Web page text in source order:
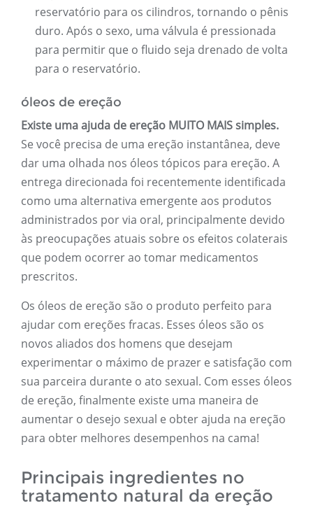
reservatório para os cilindros, tornando o pênis
duro. Após o sexo, uma válvula é pressionada
para permitir que o fluido seja drenado de volta
para o reservatório.
óleos de ereção
Existe uma ajuda de ereção MUITO MAIS simples.
Se você precisa de uma ereção instantânea, deve
dar uma olhada nos óleos tópicos para ereção. A
entrega direcionada foi recentemente identificada
como uma alternativa emergente aos produtos
administrados por via oral, principalmente devido
às preocupações atuais sobre os efeitos colaterais
que podem ocorrer ao tomar medicamentos
prescritos.
Os óleos de ereção são o produto perfeito para
ajudar com ereções fracas. Esses óleos são os
novos aliados dos homens que desejam
experimentar o máximo de prazer e satisfação com
sua parceira durante o ato sexual. Com esses óleos
de ereção, finalmente existe uma maneira de
aumentar o desejo sexual e obter ajuda na ereção
para obter melhores desempenhos na cama!
Principais ingredientes no
tratamento natural da ereção